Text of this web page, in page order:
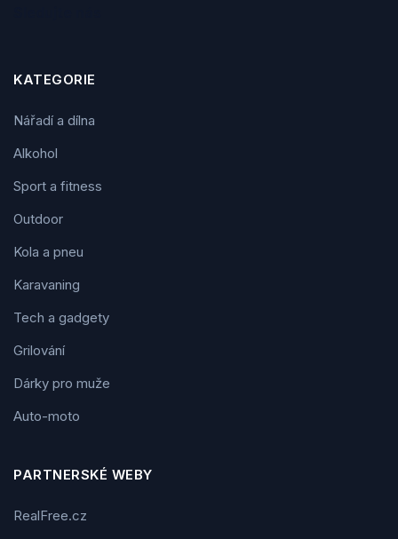
KATEGORIE
Nářadí a dílna
Alkohol
Sport a fitness
Outdoor
Kola a pneu
Karavaning
Tech a gadgety
Grilování
Dárky pro muže
Auto-moto
PARTNERSKÉ WEBY
RealFree.cz